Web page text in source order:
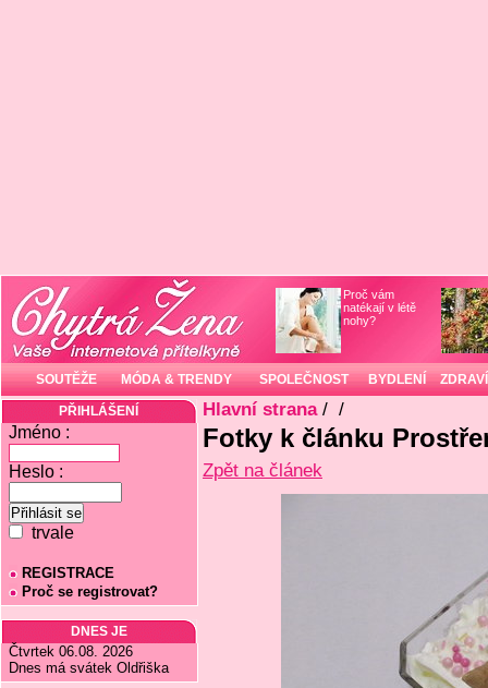
Proč vám
natékají v létě
nohy?
SOUTĚŽE MÓDA & TRENDY SPOLEČNOST BYDLENÍ ZDRAVÍ
PŘIHLÁŠENÍ
Jméno :
Heslo :
trvale
REGISTRACE
Proč se registrovat?
DNES JE
Čtvrtek 06.08. 2026
Dnes má svátek Oldřiška
Hlavní strana/ /
Fotky k článku
Zpět na článek